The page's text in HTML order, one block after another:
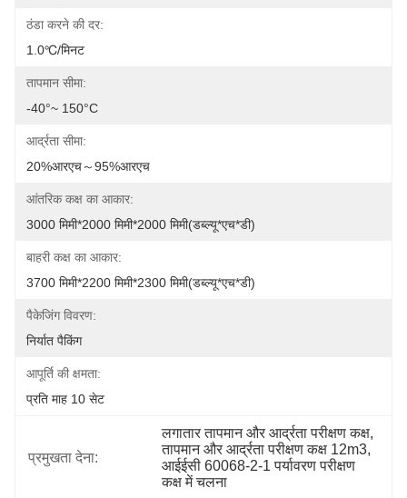
ठंडा करने की दर:
1.0℃/मिनट
तापमान सीमा:
-40°~ 150°C
आर्द्रता सीमा:
20%आरएच～95%आरएच
आंतरिक कक्ष का आकार:
3000 मिमी*2000 मिमी*2000 मिमी(डब्ल्यू*एच*डी)
बाहरी कक्ष का आकार:
3700 मिमी*2200 मिमी*2300 मिमी(डब्ल्यू*एच*डी)
पैकेजिंग विवरण:
निर्यात पैकिंग
आपूर्ति की क्षमता:
प्रति माह 10 सेट
प्रमुखता देना:
लगातार तापमान और आर्द्रता परीक्षण कक्ष
तापमान और आर्द्रता परीक्षण कक्ष 12m3,
आईईसी 60068-2-1 पर्यावरण परीक्षण
कक्ष में चलना